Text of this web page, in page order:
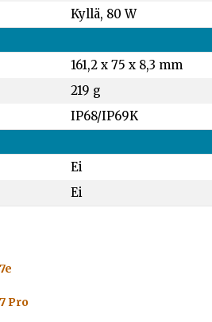
Kyllä, 80 W
161,2 x 75 x 8,3 mm
219 g
IP68/IP69K
Ei
Ei
Pro